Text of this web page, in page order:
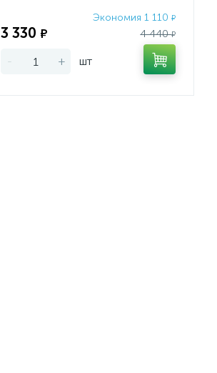
Экономия 1 110₽
3 330 ₽ 4 440₽
- + шт